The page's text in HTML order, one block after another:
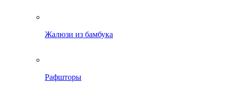
Жалюзи из бамбука
Рафшторы